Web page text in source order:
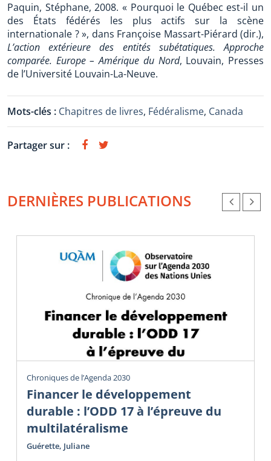
Paquin, Stéphane, 2008. « Pourquoi le Québec est-il un
des États fédérés les plus actifs sur la scène
internationale ? », dans Françoise Massart-Piérard (dir.),
L’action extérieure des entités subétatiques. Approche
comparée. Europe – Amérique du Nord, Louvain, Presses
de l’Université Louvain-La-Neuve.
Mots-clés : Chapitres de livres, Fédéralisme, Canada
Partager sur :
DERNIÈRES PUBLICATIONS
Chroniques de l’Agenda 2030
Financer le développement
durable : l’ODD 17 à l’épreuve du
multilatéralisme
Guérette, Juliane